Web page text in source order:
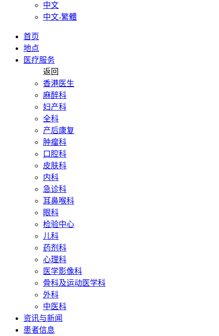
中文
中文-繁體
首页
地点
医疗服务
返回
香港医生
麻醉科
妇产科
全科
产后康复
肿瘤科
口腔科
皮肤科
内科
急诊科
耳鼻喉科
眼科
检验中心
儿科
药剂科
心理科
医学影像科
骨科及运动医学科
外科
中医科
资讯与新闻
患者信息